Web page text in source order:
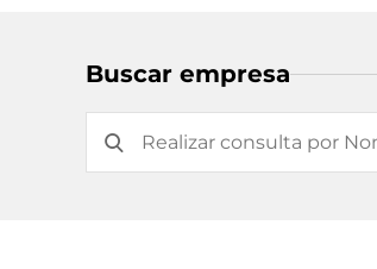
Buscar empresa